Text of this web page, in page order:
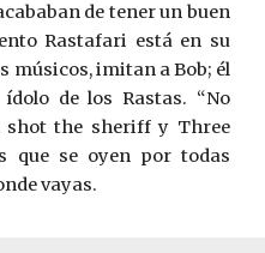
de tener un buen
Rastafari está en su
músicos, imitan a Bob; él
de los Rastas. “No
shot the sheriff y Three
que se oyen por todas
vayas.